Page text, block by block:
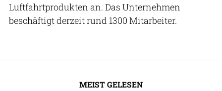
Luftfahrtprodukten an. Das Unternehmen
beschäftigt derzeit rund 1300 Mitarbeiter.
MEIST GELESEN